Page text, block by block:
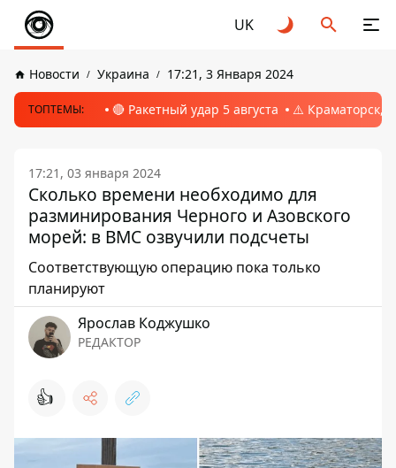
UK
Новости Украина 17:21, 3 Января 2024
ТОПТЕМЫ: 🔴 Ракетный удар 5 августа ⚠️ Краматорск,
17:21, 03 января 2024
Сколько времени необходимо для
разминирования Черного и Азовского
морей: в ВМС озвучили подсчеты
Соответствующую операцию пока только
планируют
Ярослав Коджушко
РЕДАКТОР
👍